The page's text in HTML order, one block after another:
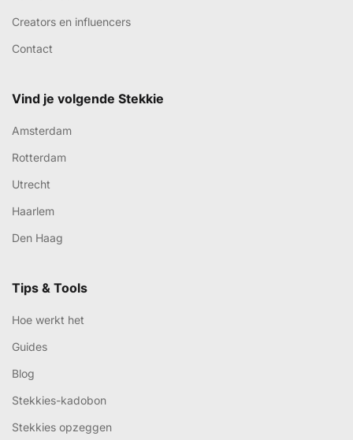
Creators en influencers
Contact
Vind je volgende Stekkie
Amsterdam
Rotterdam
Utrecht
Haarlem
Den Haag
Tips & Tools
Hoe werkt het
Guides
Blog
Stekkies-kadobon
Stekkies opzeggen